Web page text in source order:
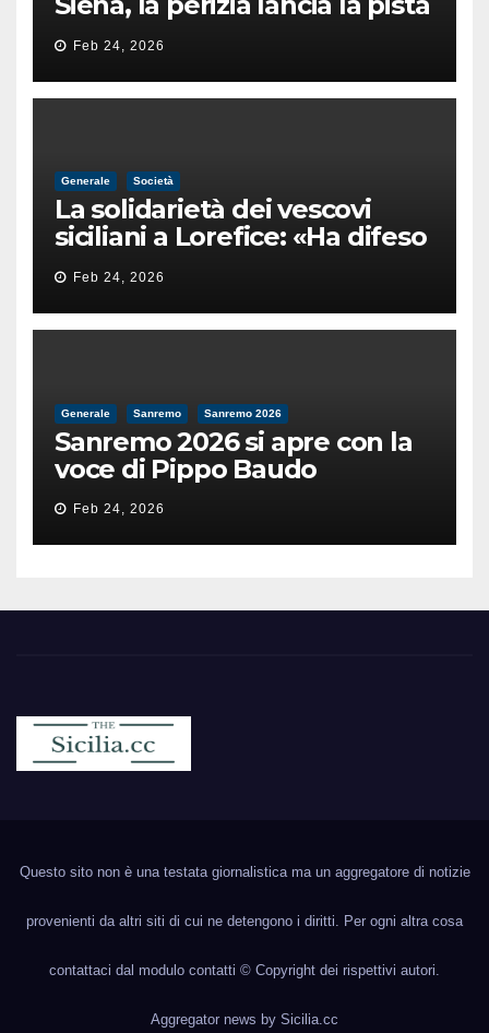
di un’intimidazione finita
male
Feb 24, 2026
Generale Società
La solidarietà dei vescovi
siciliani a Lorefice: «Ha difeso
il valore e la dignità
dell’umanità»
Feb 24, 2026
Generale Sanremo Sanremo 2026
Sanremo 2026 si apre con la
voce di Pippo Baudo
Feb 24, 2026
Questo sito non è una testata giornalistica ma un aggregatore di notizie
provenienti da altri siti di cui ne detengono i diritti. Per ogni altra cosa
contattaci dal modulo contatti © Copyright dei rispettivi autori.
Aggregator news by Sicilia.cc